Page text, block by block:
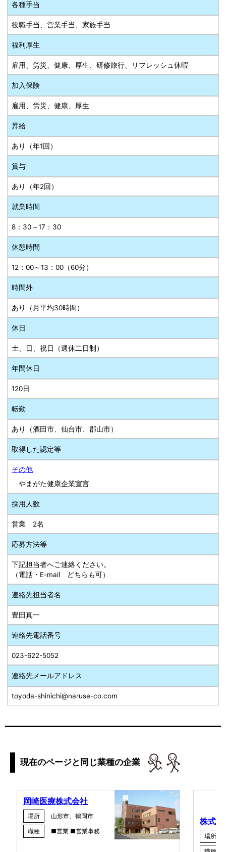
各種手当
役職手当、営業手当、家族手当
福利厚生
雇用、労災、健康、厚生、研修旅行、リフレッシュ休暇
加入保険
雇用、労災、健康、厚生
昇給
あり（年1回）
賞与
あり（年2回）
就業時間
8：30～17：30
休憩時間
12：00～13：00（60分）
時間外
あり（月平均30時間）
休日
土、日、祝日（週休二日制）
年間休日
120日
転勤
あり（酒田市、仙台市、郡山市）
取得した認定等
その他
やまがた健康企業宣言
採用人数
営業 2名
応募方法等
下記担当者へご連絡ください。
（電話・E-mail どちらも可）
連絡先担当者名
豊田真一
連絡先電話番号
023-622-5052
連絡先メールアドレス
toyoda-shinichi@naruse-co.com
現在のページと同じ業種の企業
岡崎医療株式会社
場所
山形市、鶴岡市
職種
■営業 ■営業事務
株式会
場所